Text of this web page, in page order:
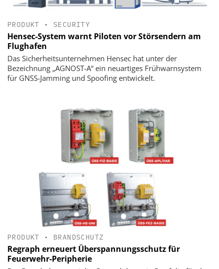
PRODUKT • SECURITY
Hensec-System warnt Piloten vor Störsendern am
Flughafen
Das Sicherheitsunternehmen Hensec hat unter der
Bezeichnung „AGNOST-A“ ein neuartiges Frühwarnsystem
für GNSS-Jamming und Spoofing entwickelt.
PRODUKT • BRANDSCHUTZ
Regraph erneuert Überspannungsschutz für
Feuerwehr-Peripherie